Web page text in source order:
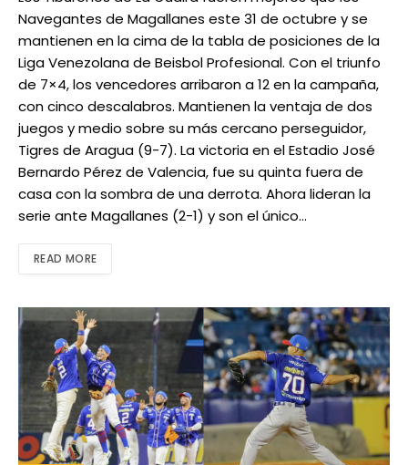
Navegantes de Magallanes este 31 de octubre y se
mantienen en la cima de la tabla de posiciones de la
Liga Venezolana de Beisbol Profesional. Con el triunfo
de 7×4, los vencedores arribaron a 12 en la campaña,
con cinco descalabros. Mantienen la ventaja de dos
juegos y medio sobre su más cercano perseguidor,
Tigres de Aragua (9-7). La victoria en el Estadio José
Bernardo Pérez de Valencia, fue su quinta fuera de
casa con la sombra de una derrota. Ahora lideran la
serie ante Magallanes (2-1) y son el único…
READ MORE